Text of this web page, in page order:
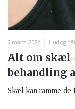
2 marts, 2022 Hud og hår
Alt om skæl
behandling
Skæl kan ramme de